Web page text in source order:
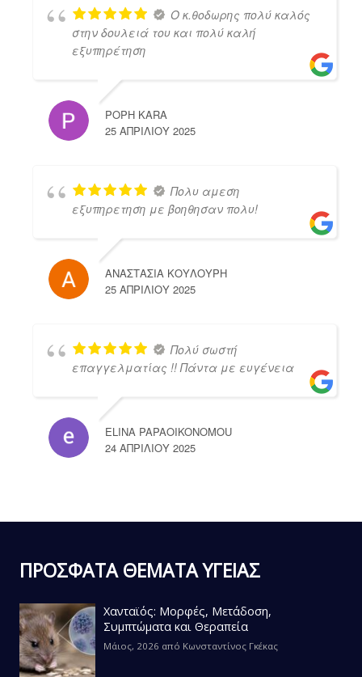
Ο κ.θοδωρης πολύ καλός
στην δουλειά του και πολύ καλή
εξυπηρέτηση
POPH KARA
25 ΑΠΡΙΛΊΟΥ 2025
Πολυ αμεση
εξυπηρετηση με βοηθησαν πολυ!
ΑΝΑΣΤΑΣΙΑ ΚΟΥΛΟΥΡΗ
25 ΑΠΡΙΛΊΟΥ 2025
Πολύ σωστή
επαγγελματίας !! Πάντα με ευγένεια
ELINA PAPAOIKONOMOU
24 ΑΠΡΙΛΊΟΥ 2025
ΠΡΟΣΦΑΤΑ ΘΕΜΑΤΑ ΥΓΕΙΑΣ
Χανταϊός: Μορφές, Μετάδοση,
Συμπτώματα και Θεραπεία
Μάιος, 2026 από Κωνσταντίνος Γκέκας